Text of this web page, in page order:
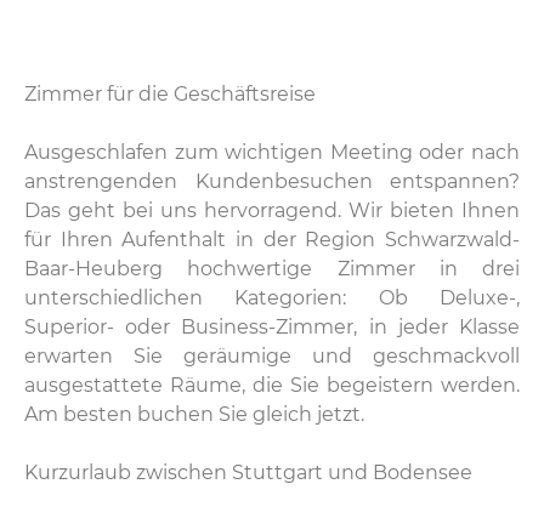
Zimmer für die Geschäftsreise
Ausgeschlafen zum wichtigen Meeting oder nach
anstrengenden Kundenbesuchen entspannen?
Das geht bei uns hervorragend. Wir bieten Ihnen
für Ihren Aufenthalt in der Region Schwarzwald-
Baar-Heuberg hochwertige Zimmer in drei
unterschiedlichen Kategorien: Ob Deluxe-,
Superior- oder Business-Zimmer, in jeder Klasse
erwarten Sie geräumige und geschmackvoll
ausgestattete Räume, die Sie begeistern werden.
Am besten buchen Sie gleich jetzt.
Kurzurlaub zwischen Stuttgart und Bodensee